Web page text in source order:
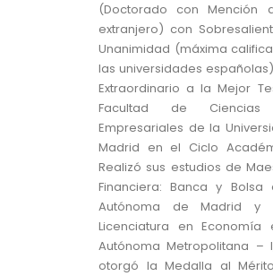
(Doctorado con Mención
extranjero) con
Unanimidad (máxima
las universidades
Extraordinario a la Mejor
Facultad de Ciencias
Empresariales de la
Madrid en el Ciclo
Realizó sus estudios de
Financiera: Banca y Bolsa
Autónoma de Madrid y
Licenciatura en Economía
Autónoma Metropolitana
otorgó la Medalla al